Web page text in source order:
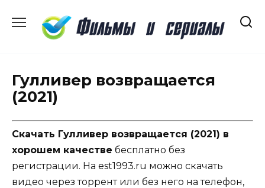
содержанию
Гулливер возвращается
(2021)
Скачать Гулливер возвращается (2021) в
хорошем качестве бесплатно без
регистрации. На est1993.ru можно скачать
видео через торрент или без него на телефон,